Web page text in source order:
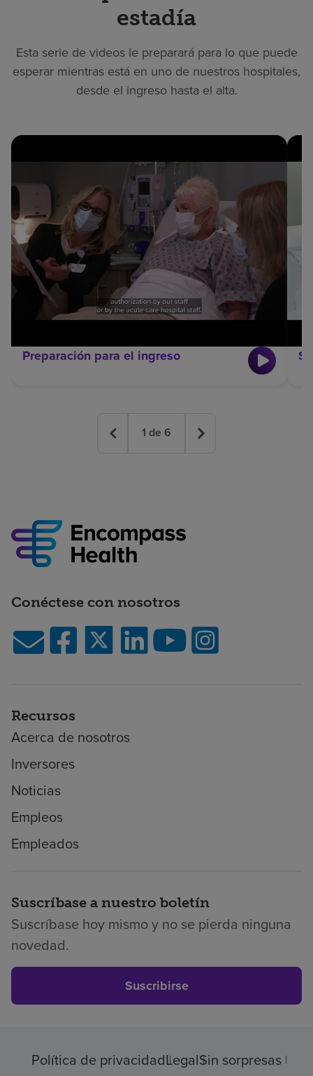
estadía
Esta serie de videos le preparará para lo que puede
esperar mientras está en uno de nuestros hospitales,
desde el ingreso hasta el alta.
Preparación para el ingreso
1 de 6
Conéctese con nosotros
Recursos
Acerca de nosotros
Inversores
Noticias
Empleos
Empleados
Suscríbase a nuestro boletín
Suscríbase hoy mismo y no se pierda ninguna
novedad.
Suscribirse
Política de privacidadLegalSin sorpresas